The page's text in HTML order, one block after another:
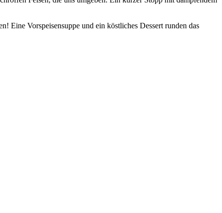
Eine Vorspeisensuppe und ein köstliches Dessert runden das